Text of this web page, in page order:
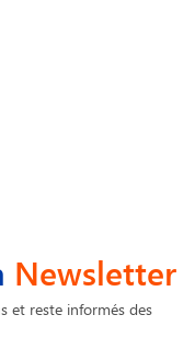
Newsletter
et reste informés des